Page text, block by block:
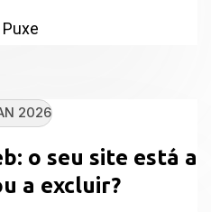
Puxe
2026
o seu site está a
a excluir?